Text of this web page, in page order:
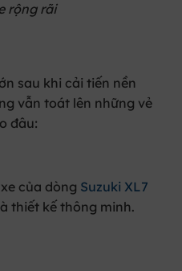
rộng rãi
sau khi cải tiến nền
vẫn toát lên những vẻ
đâu:
của dòng Suzuki XL7
thiết kế thông minh.